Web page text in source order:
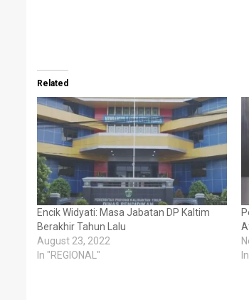
Related
Encik Widyati: Masa Jabatan DP Kaltim
Berakhir Tahun Lalu
August 23, 2022
In "REGIONAL"